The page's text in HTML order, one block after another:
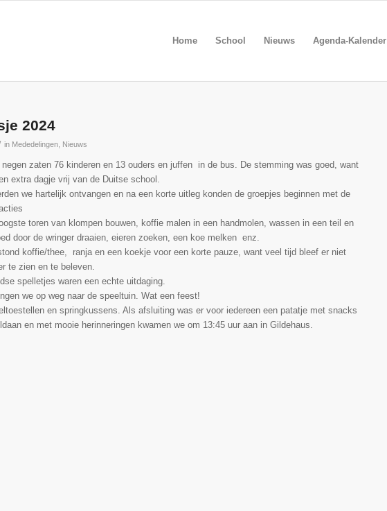
Home School Nieuws Agenda-Kalender
2024
in Mededelingen Nieuws
zaten 76 kinderen en 13 ouders en juffen in de bus. De stemming was goed, want
extra dagje vrij van de Duitse school.
we hartelijk ontvangen en na een korte uitleg konden de groepjes beginnen met de
toren van klompen bouwen, koffie malen in een handmolen, wassen in een teil en
door de wringer draaien, eieren zoeken, een koe melken enz.
koffie/thee, ranja en een koekje voor een korte pauze, want veel tijd bleef er niet
te zien en te beleven.
spelletjes waren een echte uitdaging.
we op weg naar de speeltuin. Wat een feest!
en springkussens. Als afsluiting was er voor iedereen een patatje met snacks
en met mooie herinneringen kwamen we om 13:45 uur aan in Gildehaus.